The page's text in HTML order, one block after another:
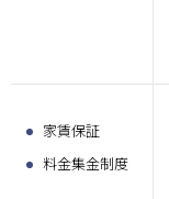
家賃保証
料金集金制度